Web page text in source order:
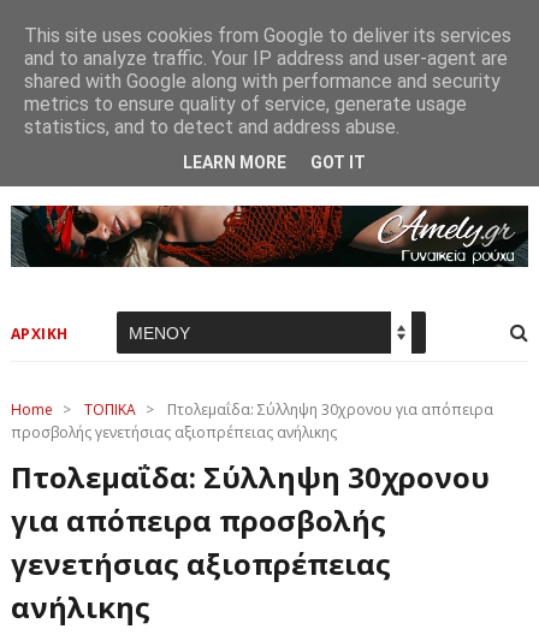
ΑΡΧΙΚΗ
Home > ΤΟΠΙΚΑ >
Πτολεμαΐδα: Σύλληψη 30χρονου για απόπειρα
προσβολής γενετήσιας αξιοπρέπειας ανήλικης
Πτολεμαΐδα: Σύλληψη 30χρονου
για απόπειρα προσβολής
γενετήσιας αξιοπρέπειας
ανήλικης
This site uses cookies from Google to deliver its services
and to analyze traffic. Your IP address and user-agent are
shared with Google along with performance and security
metrics to ensure quality of service, generate usage
statistics, and to detect and address abuse.
LEARN MORE GOT IT